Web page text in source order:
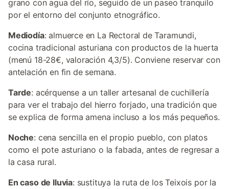
grano con agua del río, seguido de un paseo tranquilo
por el entorno del conjunto etnográfico.
Mediodía: almuerce en La Rectoral de Taramundi,
cocina tradicional asturiana con productos de la huerta
(menú 18-28€, valoración 4,3/5). Conviene reservar con
antelación en fin de semana.
Tarde: acérquense a un taller artesanal de cuchillería
para ver el trabajo del hierro forjado, una tradición que
se explica de forma amena incluso a los más pequeños.
Noche: cena sencilla en el propio pueblo, con platos
como el pote asturiano o la fabada, antes de regresar a
la casa rural.
En caso de lluvia: sustituya la ruta de los Teixois por la